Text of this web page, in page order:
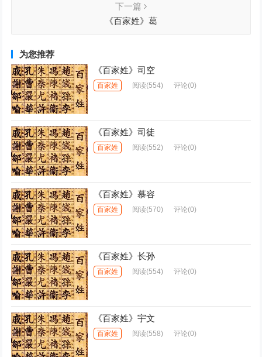
下一篇
《百家姓》葛
为您推荐
《百家姓》司空
百家姓 阅读(554) 评论(0)
《百家姓》司徒
百家姓 阅读(552) 评论(0)
《百家姓》慕容
百家姓 阅读(570) 评论(0)
《百家姓》长孙
百家姓 阅读(554) 评论(0)
《百家姓》宇文
百家姓 阅读(558) 评论(0)